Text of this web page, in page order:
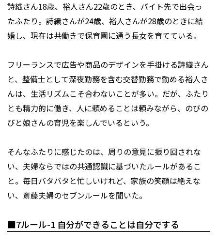
詩織さん18歳、裕人さん22歳のとき、バイト先で出会っ
たふたり。詩織さんが24歳、裕人さんが28歳のときに結
婚し、現在は共働きで保育園に通う長女を育てている。
フリーランスで広告や商品のデザインを手掛ける詩織さん
と、整備士として深夜勤務を含む交替勤務で勤める裕人さ
んは、生活リズムこそ合わないことが多い。だが、ふたり
とも精力的に働き、人に頼めることは頼みながら、のびの
びと娘さんの育児を楽しんでいるという。
そんなふたりに感じたのは、周りの意見に振り回されな
い、夫婦ならではの共通認識に基づいたルールがあるこ
と。毎日バタバタと忙しいけれど、家族の笑顔は絶えな
い、斎藤夫婦のセブンルールを聞いた。
■7ルール-1 ⾃分ができることは⾃分でする